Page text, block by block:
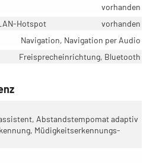
vorhanden
Hotspot
vorhanden
Navigation, Navigation per Audio
Freisprecheinrichtung, Bluetooth
Abstandstempomat adaptiv
Müdigkeitserkennungs-